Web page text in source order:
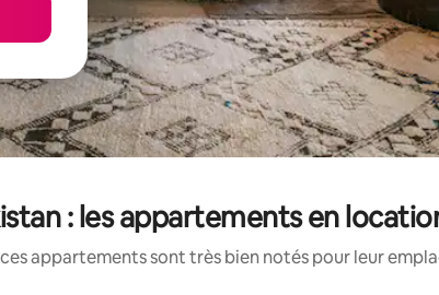
: les appartements en
appartements sont très bien notés pour leur